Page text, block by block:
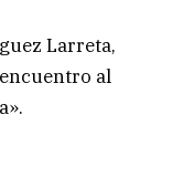
Larreta,
al